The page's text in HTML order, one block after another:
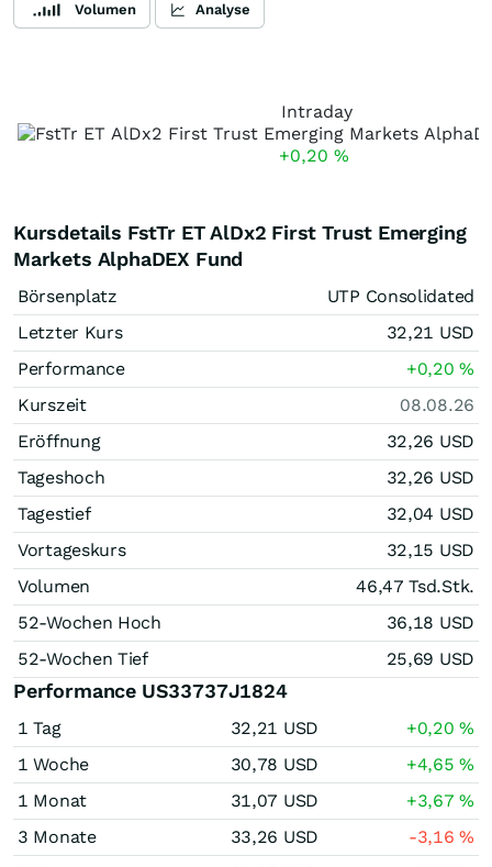
Volumen Analyse
Intraday
+0,20 %
Kursdetails FstTr ET AlDx2 First Trust Emerging
Markets AlphaDEX Fund
Börsenplatz
UTP Consolidated
Letzter Kurs
32,21 USD
Performance
+0,20%
Kurszeit
08.08.26
Eröffnung
32,26 USD
Tageshoch
32,26 USD
Tagestief
32,04 USD
Vortageskurs
32,15 USD
Volumen
46,47 Tsd.Stk.
52-Wochen Hoch
36,18 USD
52-Wochen Tief
25,69 USD
Performance US33737J1824
1 Tag 32,21 USD +0,20%
1 Woche
30,78 USD +4,65%
1 Monat
31,07 USD +3,67%
3 Monate
33,26 USD -3,16%